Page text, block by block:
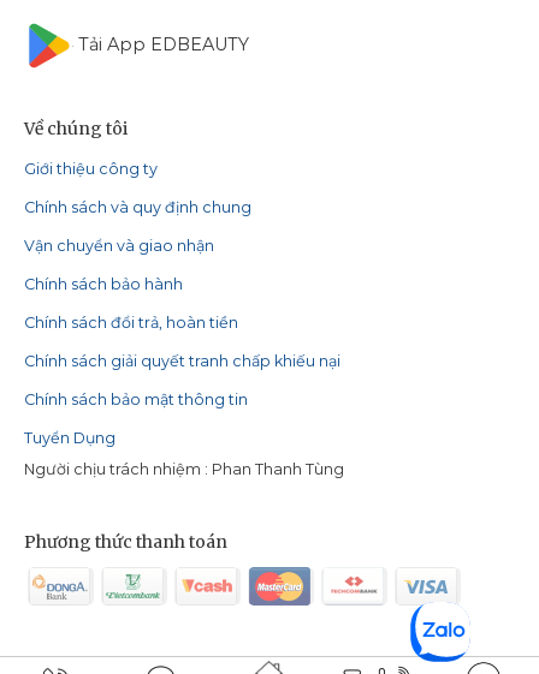
Tải App EDBEAUTY
Về chúng tôi
Giới thiệu công ty
Chính sách và quy định chung
Vận chuyển và giao nhận
Chính sách bảo hành
Chính sách đổi trả, hoàn tiền
Chính sách giải quyết tranh chấp khiếu nại
Chính sách bảo mật thông tin
Tuyển Dụng
Người chịu trách nhiệm : Phan Thanh Tùng
Phương thức thanh toán